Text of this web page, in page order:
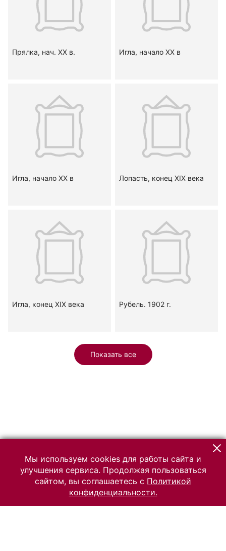
Прялка, нач. XX в. Игла, начало ХХ в
Игла, начало ХХ в Лопасть, конец XIX века
Игла, конец XIX века Рубель. 1902 г.
Показать все
Мы используем cookies для работы сайта и
улучшения сервиса. Продолжая пользоваться
сайтом, вы соглашаетесь с Политикой
конфиденциальности.